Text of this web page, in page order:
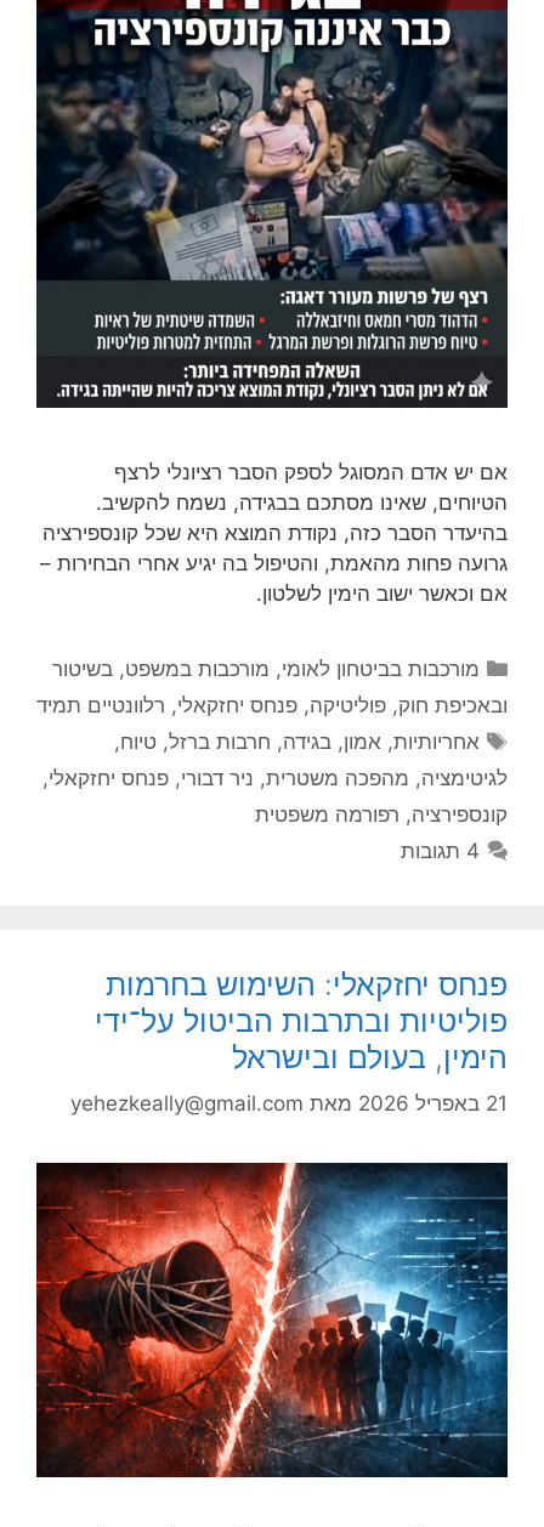
אם יש אדם המסוגל לספק הסבר רציונלי לרצף
הטיוחים, שאינו מסתכם בבגידה, נשמח להקשיב.
בהיעדר הסבר כזה, נקודת המוצא היא שכל קונספירציה
גרועה פחות מהאמת, והטיפול בה יגיע אחרי הבחירות –
אם וכאשר ישוב הימין לשלטון.
קטגוריות
מורכבות בביטחון לאומי, מורכבות במשפט, בשיטור
ובאכיפת חוק, פוליטיקה, פנחס יחזקאלי, רלוונטיים תמיד
תגיות
אחריותיות, אמון,בגידה, חרבות ברזל,טיוח,
לגיטימציה, מהפכה משטרית, ניר דבורי, פנחס יחזקאלי,
קונספירציה, רפורמה משפטית
4 תגובות
פנחס יחזקאלי: השימוש בחרמות
פוליטיות ובתרבות הביטול על־ידי
הימין, בעולם ובישראל
21 באפריל 2026 מאת yehezkeally@gmail.com